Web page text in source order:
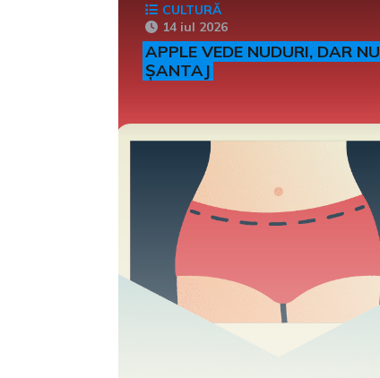
CULTURĂ
14 iul 2026
APPLE VEDE NUDURI, DAR NU
ȘANTAJ